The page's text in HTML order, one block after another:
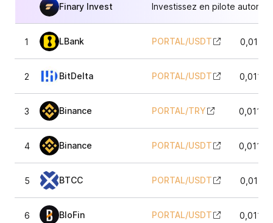
Finary Invest Investissez en pilote
1 LBank PORTAL/USDT
2 BitDelta PORTAL/USDT
3 Binance PORTAL/TRY
4 Binance PORTAL/USDT
5 BTCC PORTAL/USDT
6 BloFin PORTAL/USDT